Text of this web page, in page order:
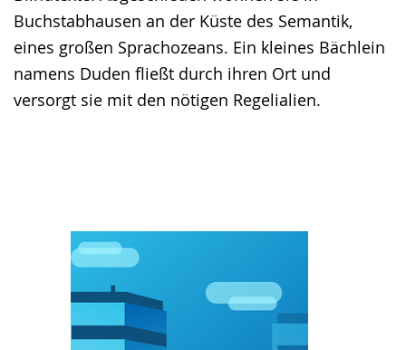
Buchstabhausen an der Küste des Semantik,
eines großen Sprachozeans. Ein kleines Bächlein
namens Duden fließt durch ihren Ort und
versorgt sie mit den nötigen Regelialien.
wird
angezeigt.